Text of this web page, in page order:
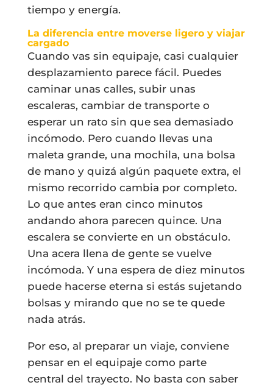
tiempo y energía.
La diferencia entre moverse ligero y viajar
cargado
Cuando vas sin equipaje, casi cualquier
desplazamiento parece fácil. Puedes
caminar unas calles, subir unas
escaleras, cambiar de transporte o
esperar un rato sin que sea demasiado
incómodo. Pero cuando llevas una
maleta grande, una mochila, una bolsa
de mano y quizá algún paquete extra, el
mismo recorrido cambia por completo.
Lo que antes eran cinco minutos
andando ahora parecen quince. Una
escalera se convierte en un obstáculo.
Una acera llena de gente se vuelve
incómoda. Y una espera de diez minutos
puede hacerse eterna si estás sujetando
bolsas y mirando que no se te quede
nada atrás.
Por eso, al preparar un viaje, conviene
pensar en el equipaje como parte
central del trayecto. No basta con saber